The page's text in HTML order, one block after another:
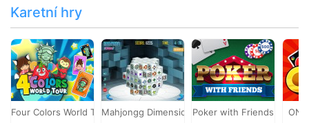
Karetní hry
Four Colors World TourMahjongg DimensionsPoker with Friends